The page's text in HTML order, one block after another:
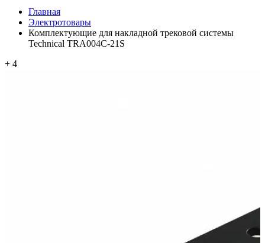
Главная
Электротовары
Комплектующие для накладной трековой системы
Technical TRA004C-21S
+ 4